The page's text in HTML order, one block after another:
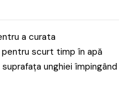
a curata
scurt timp în apă
unghiei împingând